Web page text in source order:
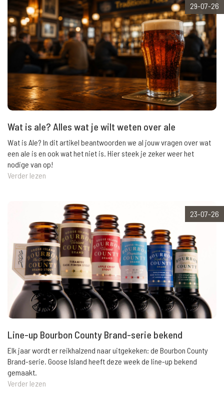
29-07-26
Wat is ale? Alles wat je wilt weten over ale
Wat is Ale? In dit artikel beantwoorden we al jouw vragen over wat
een ale is en ook wat het niet is. Hier steek je zeker weer het
nodige van op!
Verder lezen
23-07-26
Line-up Bourbon County Brand-serie bekend
Elk jaar wordt er reikhalzend naar uitgekeken: de Bourbon County
Brand-serie. Goose Island heeft deze week de line-up bekend
gemaakt.
Verder lezen